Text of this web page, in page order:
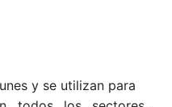
y se utilizan para